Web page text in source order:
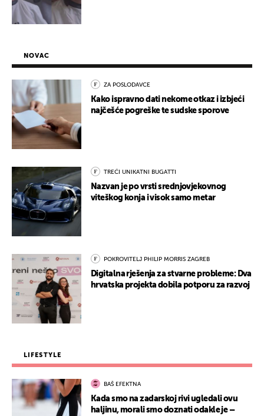
NOVAC
ZA POSLODAVCE
Kako ispravno dati nekome otkaz i izbjeći
najčešće pogreške te sudske sporove
TREĆI UNIKATNI BUGATTI
Nazvan je po vrsti srednjovjekovnog
viteškog konja i visok samo metar
POKROVITELJ PHILIP MORRIS ZAGREB
Digitalna rješenja za stvarne probleme: Dva
hrvatska projekta dobila potporu za razvoj
LIFESTYLE
BAŠ EFEKTNA
Kada smo na zadarskoj rivi ugledali ovu
haljinu, morali smo doznati odakle je –